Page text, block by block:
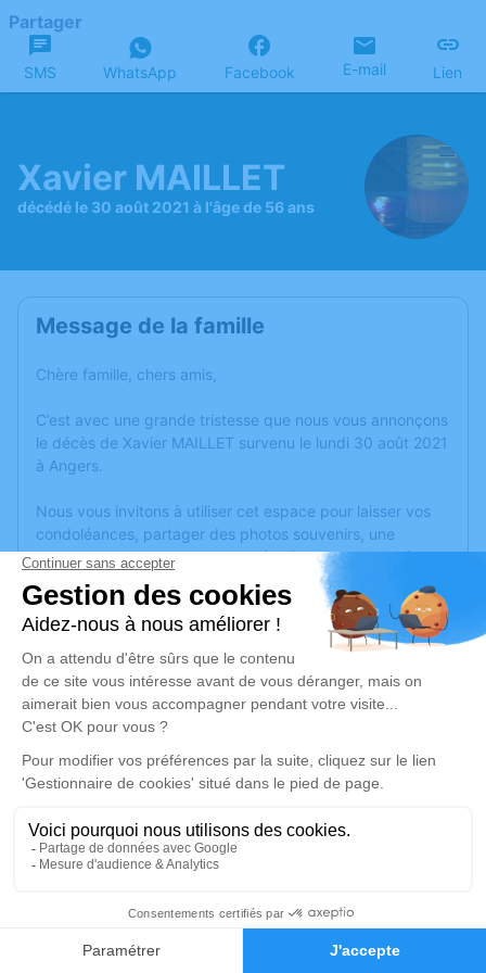
Faire-part Hommages
Partager
SMS WhatsApp Facebook E-mail Lien
Xavier MAILLET
décédé le 30 août 2021 à l'âge de 56 ans
Message de la famille
Chère famille, chers amis,
C’est avec une grande tristesse que nous vous annonçons
le décès de Xavier MAILLET survenu le lundi 30 août 2021
à Angers.
Nous vous invitons à utiliser cet espace pour laisser vos
condoléances, partager des photos souvenirs, une
anecdote ou exprimer vos pensées à travers des poèmes
ou des textes. Cet endroit est un lieu d'expression dédié à
honorer la mémoire de Xavier MAILLET.
Un service de plantation d’arbre hommage estdisponible
vendredi 03 septembre 2021 à 16h30
Crématorium de Montreuil-Juigné
Avenue des Poiriers